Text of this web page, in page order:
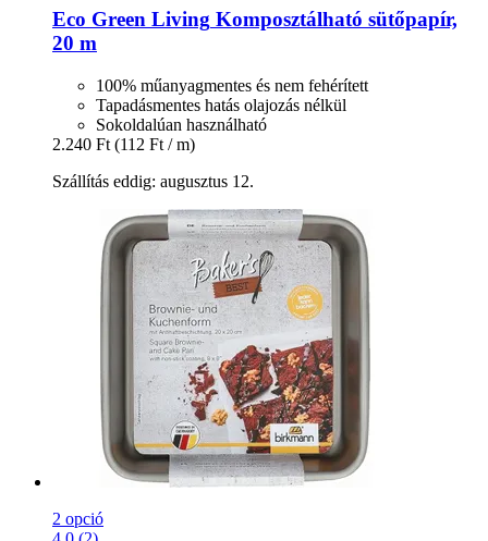
Eco Green Living Komposztálható sütőpapír,
20 m
100% műanyagmentes és nem fehérített
Tapadásmentes hatás olajozás nélkül
Sokoldalúan használható
2.240 Ft (112 Ft / m)
Szállítás eddig: augusztus 12.
2 opció